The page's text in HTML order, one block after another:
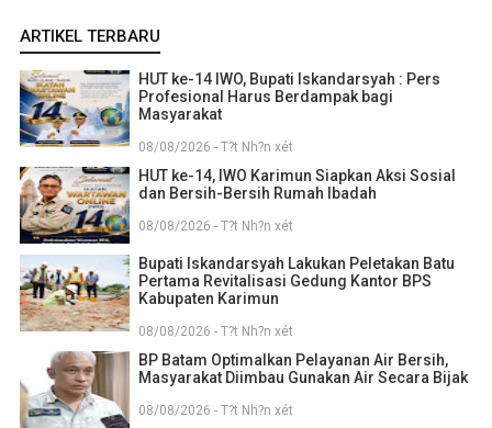
ARTIKEL TERBARU
HUT ke-14 IWO, Bupati Iskandarsyah : Pers
Profesional Harus Berdampak bagi
Masyarakat
08/08/2026 - T?t Nh?n xét
HUT ke-14, IWO Karimun Siapkan Aksi Sosial
dan Bersih-Bersih Rumah Ibadah
08/08/2026 - T?t Nh?n xét
Bupati Iskandarsyah Lakukan Peletakan Batu
Pertama Revitalisasi Gedung Kantor BPS
Kabupaten Karimun
08/08/2026 - T?t Nh?n xét
BP Batam Optimalkan Pelayanan Air Bersih,
Masyarakat Diimbau Gunakan Air Secara Bijak
08/08/2026 - T?t Nh?n xét